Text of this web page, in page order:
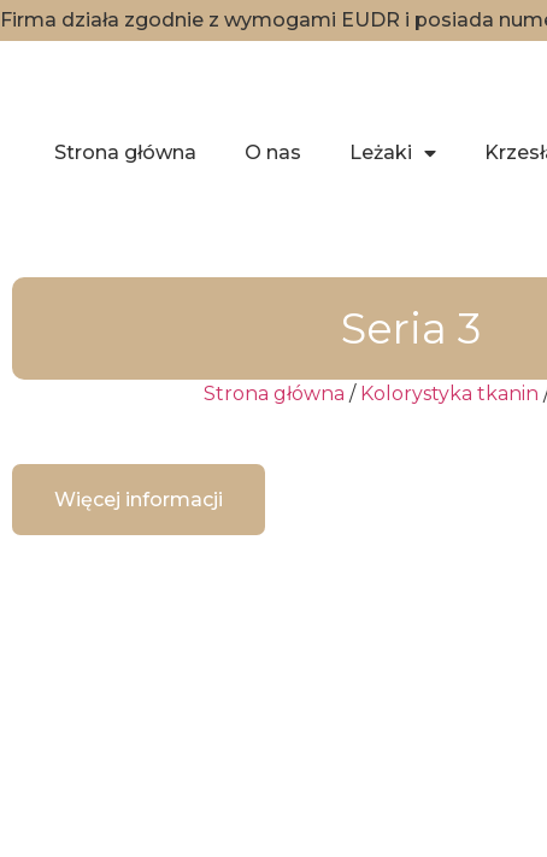
Firma działa zgodnie z wymogami EUDR i posiada
Strona główna O nas Leżaki
Seria 3
Strona główna / Kolorystyka tkanin
Więcej informacji